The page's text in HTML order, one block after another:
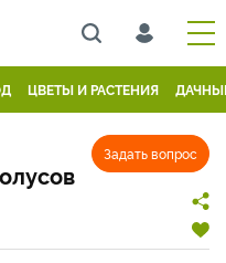
ЦВЕТЫ И РАСТЕНИЯ
Задать вопрос